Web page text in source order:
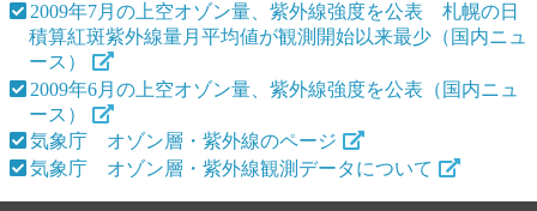
2009年7月の上空オゾン量、紫外線強度を公表 札幌の日
積算紅斑紫外線量月平均値が観測開始以来最少（国内ニュ
ース）
2009年6月の上空オゾン量、紫外線強度を公表（国内ニュ
ース）
気象庁 オゾン層・紫外線のページ
気象庁 オゾン層・紫外線観測データについて